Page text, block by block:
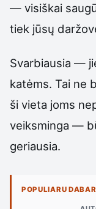
— visiškai
tiek jūsų
Svarbiausia —
katėms. Tai ne
ši vieta joms
veiksminga —
geriausia.
POPULIARU